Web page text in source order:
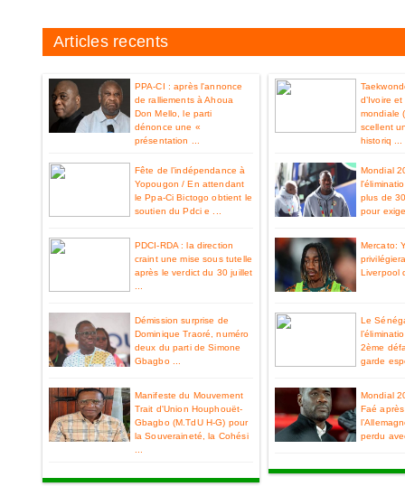
Articles recents
PPA-CI : après l'annonce
de ralliements à Ahoua
Don Mello, le parti
dénonce une «
présentation ...
Fête de l’indépendance à
Yopougon / En attendant
le Ppa-Ci Bictogo obtient le
soutien du Pdci e ...
PDCI-RDA : la direction
craint une mise sous tutelle
après le verdict du 30 juillet
Démission surprise de
Dominique Traoré, numéro
deux du parti de Simone
Gbagbo ...
Manifeste du Mouvement
Trait d'Union Houphouët-
Gbagbo (M.TdU H-G) pour
la Souveraineté, la Cohési
d’Ivoire
mondiale
scellent
historiq ...
Mondial
plus de
pour
Mercato:
Liverpool
Le
2ème
garde
Mondial
Faé
perdu